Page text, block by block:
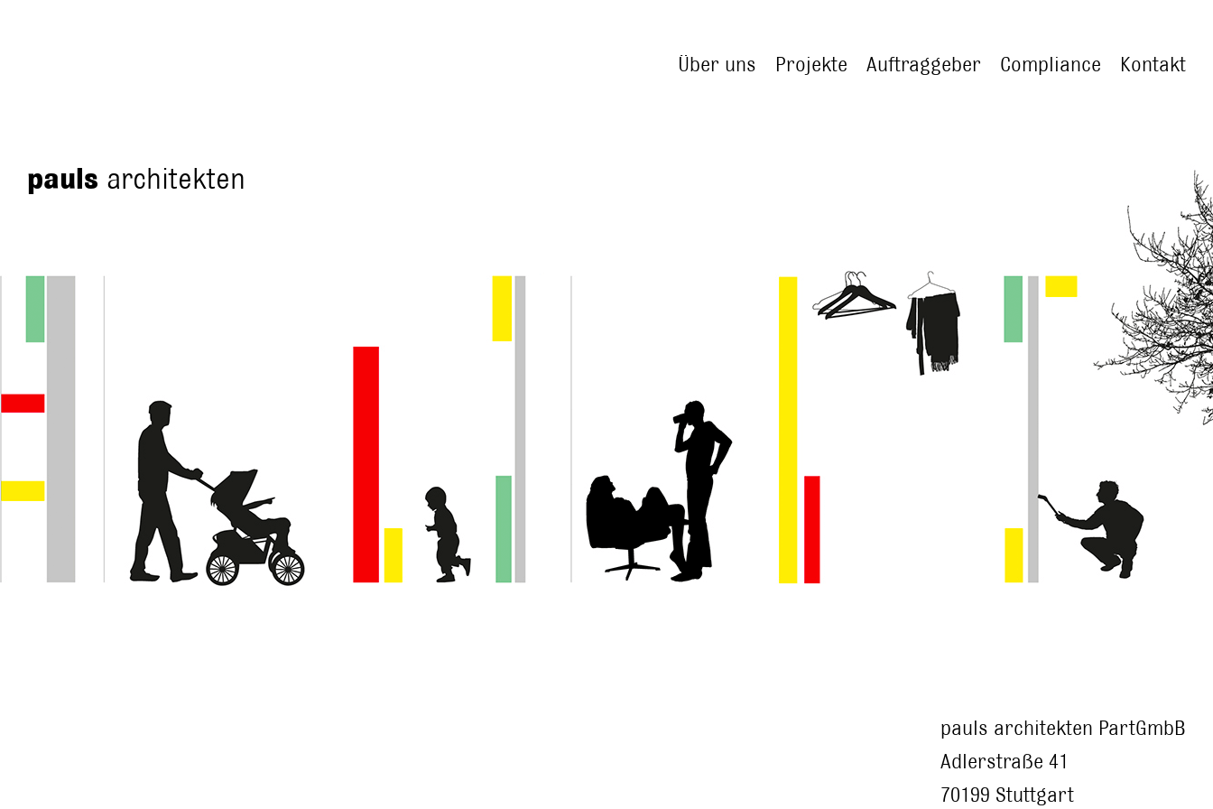
Über uns Projekte Auftraggeber Compliance Kontakt
pauls architekten
pauls architekten PartGmbB
Adlerstraße 41
70199 Stuttgart